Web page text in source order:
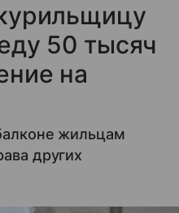
50 тысяч
на
жильцам
других